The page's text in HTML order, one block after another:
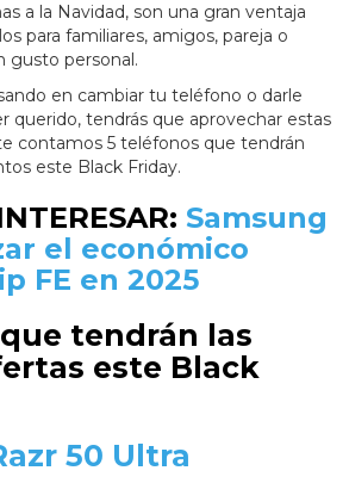
a la Navidad, son una gran ventaja
para familiares, amigos, pareja o
gusto personal.
en cambiar tu teléfono o darle
querido, tendrás que aprovechar estas
contamos 5 teléfonos que tendrán
este Black Friday.
Samsung
el económico
FE en 2025
tendrán las
este Black
50 Ultra